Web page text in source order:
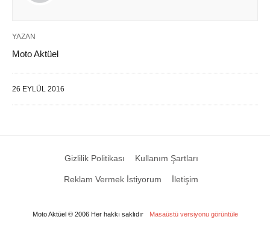
YAZAN
Moto Aktüel
26 EYLÜL 2016
Gizlilik Politikası Kullanım Şartları
Reklam Vermek İstiyorum İletişim
Moto Aktüel © 2006 Her hakkı saklıdır Masaüstü versiyonu görüntüle